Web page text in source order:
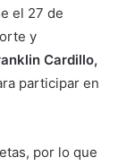
el 27 de
y
Cardillo,
participar en
por lo que